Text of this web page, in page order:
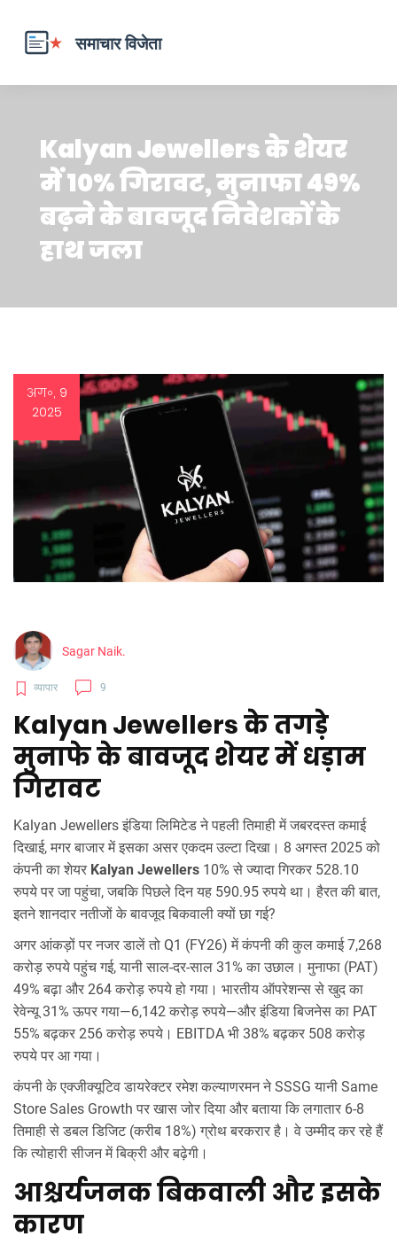
Kalyan Jewellers के शेयर
में 10% गिरावट, मुनाफा 49%
बढ़ने के बावजूद निवेशकों के
हाथ जला
अग॰, 9
2025
Sagar Naik.
व्यापार 9
Kalyan Jewellers के तगड़े
मुनाफे के बावजूद शेयर में धड़ाम
गिरावट
Kalyan Jewellers इंडिया लिमिटेड ने पहली तिमाही में जबरदस्त कमाई
दिखाई, मगर बाजार में इसका असर एकदम उल्टा दिखा। 8 अगस्त 2025 को
कंपनी का शेयर Kalyan Jewellers 10% से ज्यादा गिरकर 528.10
रुपये पर जा पहुंचा, जबकि पिछले दिन यह 590.95 रुपये था। हैरत की बात,
इतने शानदार नतीजों के बावजूद बिकवाली क्यों छा गई?
अगर आंकड़ों पर नजर डालें तो Q1 (FY26) में कंपनी की कुल कमाई 7,268
करोड़ रुपये पहुंच गई, यानी साल-दर-साल 31% का उछाल। मुनाफा (PAT)
49% बढ़ा और 264 करोड़ रुपये हो गया। भारतीय ऑपरेशन्स से खुद का
रेवेन्यू 31% ऊपर गया—6,142 करोड़ रुपये—और इंडिया बिजनेस का PAT
55% बढ़कर 256 करोड़ रुपये। EBITDA भी 38% बढ़कर 508 करोड़
रुपये पर आ गया।
कंपनी के एक्जीक्यूटिव डायरेक्टर रमेश कल्याणरमन ने SSSG यानी Same
Store Sales Growth पर खास जोर दिया और बताया कि लगातार 6-8
तिमाही से डबल डिजिट (करीब 18%) ग्रोथ बरकरार है। वे उम्मीद कर रहे हैं
कि त्योहारी सीजन में बिक्री और बढ़ेगी।
आश्चर्यजनक बिकवाली और इसके
कारण